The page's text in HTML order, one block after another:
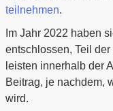
teilnehmen.
Im Jahr 2022 haben
entschlossen, Teil
leisten innerhalb der
Beitrag, je nachdem,
wird.